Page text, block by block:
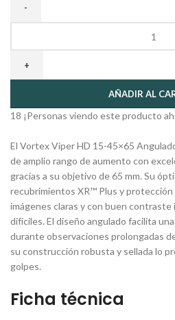
AÑADIR AL
18 ¡Personas viendo este producto
El Vortex Viper HD 15-45×65
de amplio rango de aumento con
gracias a su objetivo de 65 mm. Su
recubrimientos XR™ Plus y
imágenes claras y con buen
difíciles. El diseño angulado facilita
durante observaciones prolongadas
su construcción robusta y sellada lo
golpes.
Ficha técnica